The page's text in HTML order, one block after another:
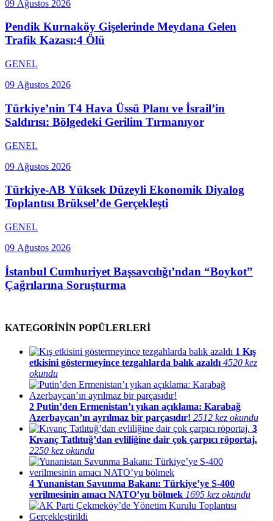
09 Ağustos 2026
Pendik Kurnaköy Gişelerinde Meydana Gelen
Trafik Kazası:4 Ölü
GENEL
09 Ağustos 2026
Türkiye’nin T4 Hava Üssü Planı ve İsrail’in
Saldırısı: Bölgedeki Gerilim Tırmanıyor
GENEL
09 Ağustos 2026
Türkiye-AB Yüksek Düzeyli Ekonomik Diyalog
Toplantısı Brüksel’de Gerçekleşti
GENEL
09 Ağustos 2026
İstanbul Cumhuriyet Başsavcılığı’ndan “Boykot”
Çağrılarına Soruşturma
KATEGORİNİN POPÜLERLERİ
1 Kış
etkisini göstermeyince tezgahlarda balık azaldı 4520 kez
okundu
2 Putin’den Ermenistan’ı yıkan açıklama: Karabağ
Azerbaycan’ın ayrılmaz bir parçasıdır! 2512 kez okundu
3
Kıvanç Tatlıtuğ’dan evliliğine dair çok çarpıcı röportaj.
2250 kez okundu
4 Yunanistan Savunma Bakanı: Türkiye’ye S-400
verilmesinin amacı NATO’yu bölmek 1695 kez okundu